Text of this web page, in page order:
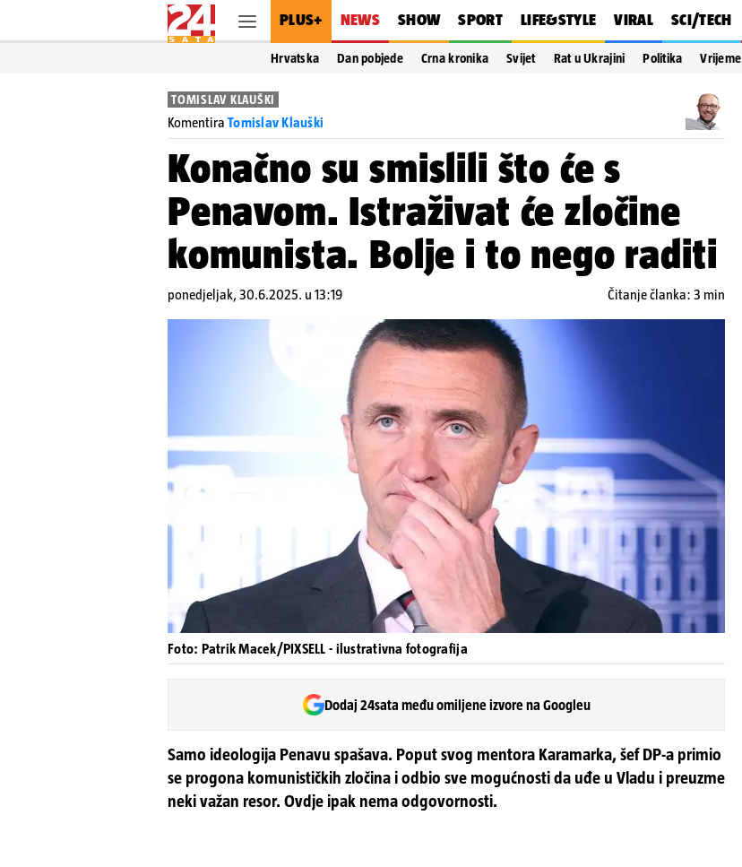
PLUS+ NEWS SHOW SPORT LIFE&STYLE VIRAL SCI/TECH
Hrvatska Dan pobjede Crna kronika Svijet Rat u Ukrajini Politika Vrijeme
TOMISLAV KLAUŠKI
Komentira Tomislav Klauški
Konačno su smislili što će s
Penavom. Istraživat će zločine
komunista. Bolje i to nego raditi
ponedjeljak, 30.6.2025. u 13:19 Čitanje članka: 3 min
Foto: Patrik Macek/PIXSELL - ilustrativna fotografija
Dodaj 24sata među omiljene izvore na Googleu
Samo ideologija Penavu spašava. Poput svog mentora Karamarka, šef DP-a primio
se progona komunističkih zločina i odbio sve mogućnosti da uđe u Vladu i preuzme
neki važan resor. Ovdje ipak nema odgovornosti.